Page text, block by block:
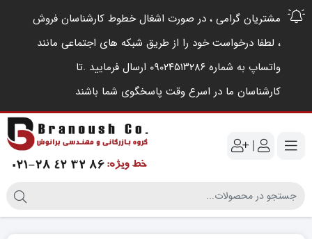
مشتریان گرامی ، در صورت اشغال خطوط کارشناسان فروش
، لطفا درخواست خود را از طریق شبکه های اجتماعی مانند
واتساپ به شماره ۰۹۰۲۴۵۱۳۲۸۶ ارسال فرمایید .‌تا
کارشناسان ما در اسرع وقت پاسخگوی شما باشند
|